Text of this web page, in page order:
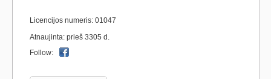
Licencijos numeris: 01047
Atnaujinta: prieš 3305 d.
Follow: